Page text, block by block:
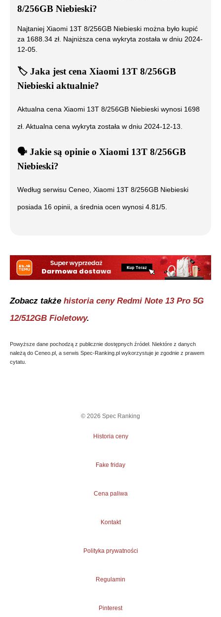
8/256GB Niebieski?
Najtaniej Xiaomi 13T 8/256GB Niebieski można było kupić
za 1688.34 zł. Najniższa cena wykryta została w dniu 2024-
12-05
🏷️ Jaka jest cena Xiaomi 13T 8/256GB
Niebieski aktualnie?
Aktualna cena Xiaomi 13T 8/256GB Niebieski wynosi 1698
zł. Aktualna cena wykryta została w dniu 2024-12-13
🗣️ ️ Jakie są opinie o Xiaomi 13T 8/256GB
Niebieski?
Według serwisu Ceneo, Xiaomi 13T 8/256GB Niebieski
posiada 16 opinii, a średnia ocen wynosi 4.81/5.
Zobacz także historia ceny Redmi Note 13 Pro 5G
12/512GB Fioletowy.
Powyższe dane pochodzą z publicznie dostępnych źródeł. Niektóre z danych
należą do Ceneo.pl, a serwis Spec-Ranking.pl wykorzystuje je zgodnie z prawem
cytatu.
© 2026 Spec Ranking
Historia ceny
Fake friday
Cena paliwa
Kontakt
Polityka prywatności
Regulamin
Pinterest